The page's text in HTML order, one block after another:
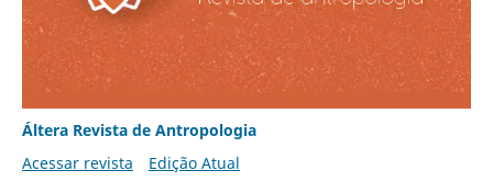
Áltera Revista de Antropologia
Acessar revista
Edição Atual